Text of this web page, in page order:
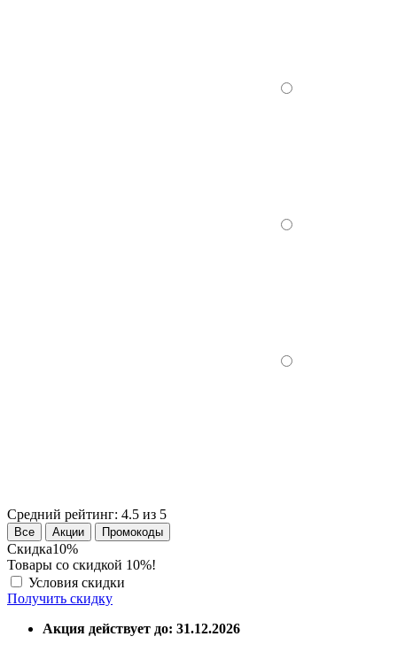
Средний рейтинг: 4.5 из 5
Все Акции Промокоды
Скидка10%
Товары со скидкой 10%!
Условия скидки
Получить скидку
Акция действует до: 31.12.2026